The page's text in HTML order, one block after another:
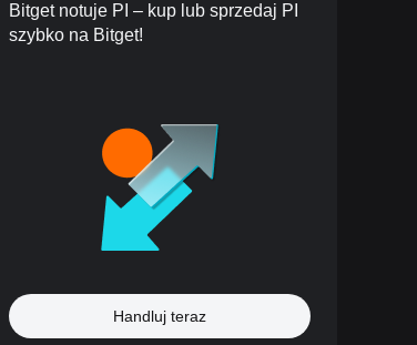
Bitget notuje PI – kup lub sprzedaj PI
szybko na Bitget!
Handluj teraz